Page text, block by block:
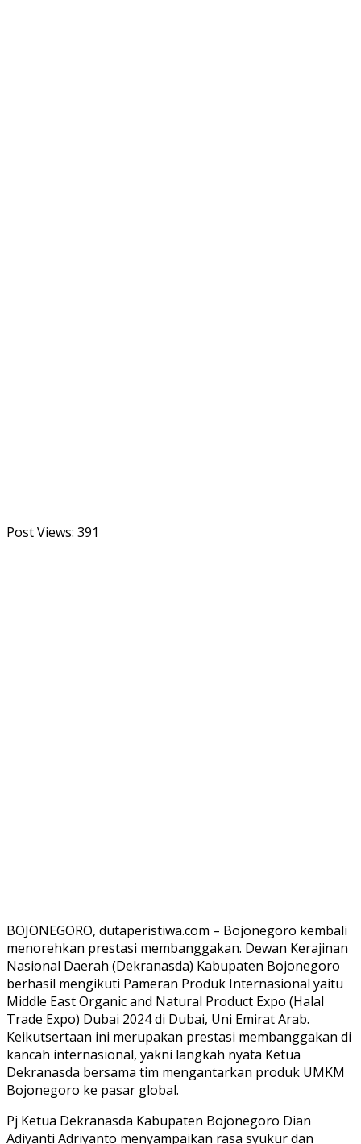
Post Views: 391
BOJONEGORO, dutaperistiwa.com – Bojonegoro kembali
menorehkan prestasi membanggakan. Dewan Kerajinan
Nasional Daerah (Dekranasda) Kabupaten Bojonegoro
berhasil mengikuti Pameran Produk Internasional yaitu
Middle East Organic and Natural Product Expo (Halal
Trade Expo) Dubai 2024 di Dubai, Uni Emirat Arab.
Keikutsertaan ini merupakan prestasi membanggakan di
kancah internasional, yakni langkah nyata Ketua
Dekranasda bersama tim mengantarkan produk UMKM
Bojonegoro ke pasar global.
Pj Ketua Dekranasda Kabupaten Bojonegoro Dian
Adiyanti Adriyanto menyampaikan rasa syukur dan